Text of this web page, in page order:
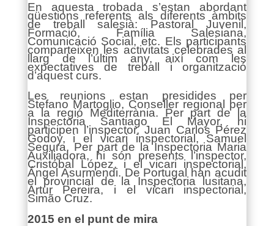
En aquesta trobada s’estan abordant
qüestions referents als diferents àmbits
de treball salesià: Pastoral Juvenil,
Formació, Família Salesiana,
Comunicació Social, etc. Els participants
comparteixen les activitats celebrades al
llarg de l’últim any, així com les
expectatives de treball i organització
d’aquest curs.
Les reunions estan presidides per
Stefano Martoglio, Conseller regional per
a la regió Mediterrània. Per part de la
Inspectoria Santiago El Mayor, hi
participen l’inspector, Juan Carlos Pérez
Godoy, i el vicari inspectorial, Samuel
Segura. Per part de la Inspectoria Maria
Auxiliadora, hi són presents l’inspector,
Cristóbal López, i el vicari inspectorial,
Ángel Asurmendi. De Portugal han acudit
el provincial de la Inspectoria lusitana,
Artur Pereira, i el vicari inspectorial,
Simão Cruz.
2015 en el punt de mira